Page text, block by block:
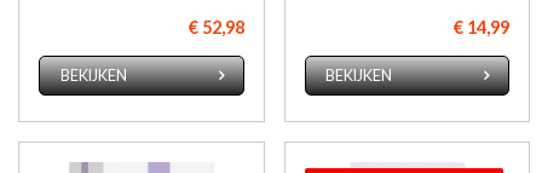
€ 52,98
BEKIJKEN
€ 14,99
BEKIJKEN